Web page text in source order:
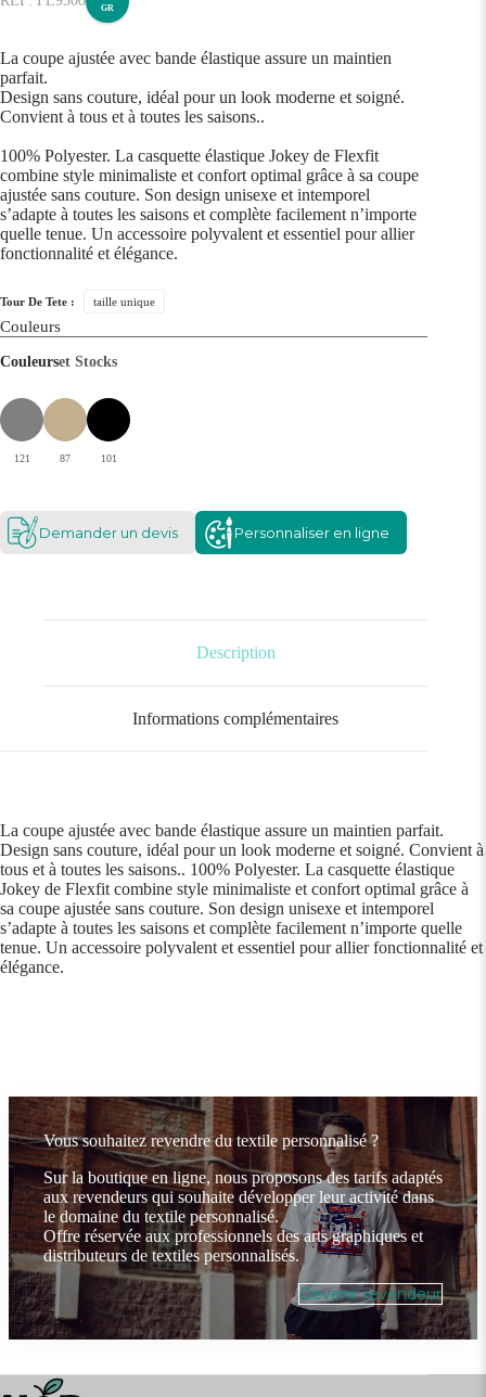
GR
La coupe ajustée avec bande élastique assure un maintien
parfait.
Design sans couture, idéal pour un look moderne et soigné.
Convient à tous et à toutes les saisons..
100% Polyester. La casquette élastique Jokey de Flexfit
combine style minimaliste et confort optimal grâce à sa coupe
ajustée sans couture. Son design unisexe et intemporel
s’adapte à toutes les saisons et complète facilement n’importe
quelle tenue. Un accessoire polyvalent et essentiel pour allier
fonctionnalité et élégance.
Tour De Tete : taille unique
Couleurs
Couleurset Stocks
121 87 101
Demander un devis Personnaliser en ligne
Description
Informations complémentaires
La coupe ajustée avec bande élastique assure un maintien parfait.
Design sans couture, idéal pour un look moderne et soigné. Convient à
tous et à toutes les saisons.. 100% Polyester. La casquette élastique
Jokey de Flexfit combine style minimaliste et confort optimal grâce à
sa coupe ajustée sans couture. Son design unisexe et intemporel
s’adapte à toutes les saisons et complète facilement n’importe quelle
tenue. Un accessoire polyvalent et essentiel pour allier fonctionnalité et
élégance.
Vous souhaitez revendre du textile personnalisé ?
Sur la boutique en ligne, nous proposons des tarifs adaptés
aux revendeurs qui souhaite développer leur activité dans
le domaine du textile personnalisé.
Offre réservée aux professionnels des arts graphiques et
distributeurs de textiles personnalisés.
Devenir revendeur